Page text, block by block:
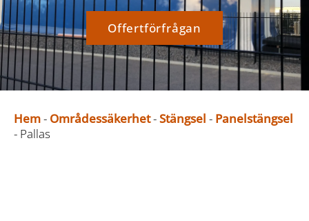
Offertförfrågan
Hem- Områdessäkerhet-Stängsel - Panelstängsel
- Pallas